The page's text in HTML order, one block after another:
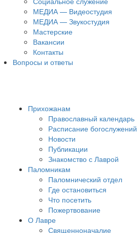
МЕДИА — Видеостудия
МЕДИА — Звукостудия
Мастерские
Вакансии
Контакты
Вопросы и ответы
Прихожанам
Православный календарь
Расписание богослужений
Новости
Публикации
Знакомство с Лаврой
Паломникам
Паломнический отдел
Где остановиться
Что посетить
Пожертвование
О Лавре
Священноначалие